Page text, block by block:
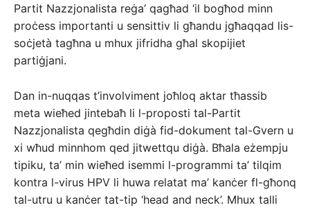
Partit Nazzjonalista reġa’ qagħad ‘il bogħod minn
proċess importanti u sensittiv li għandu jgħaqqad lis-
soċjetà tagħna u mhux jifridha għal skopijiet
partiġjani.
Dan in-nuqqas t’involviment joħloq aktar tħassib
meta wieħed jintebaħ li l-proposti tal-Partit
Nazzjonalista qegħdin diġà fid-dokument tal-Gvern u
xi wħud minnhom qed jitwettqu diġà. Bħala eżempju
tipiku, ta’ min wieħed isemmi l-programmi ta’ tilqim
kontra l-virus HPV li huwa relatat ma’ kanċer fl-għonq
tal-utru u kanċer tat-tip ‘head and neck’. Mhux talli